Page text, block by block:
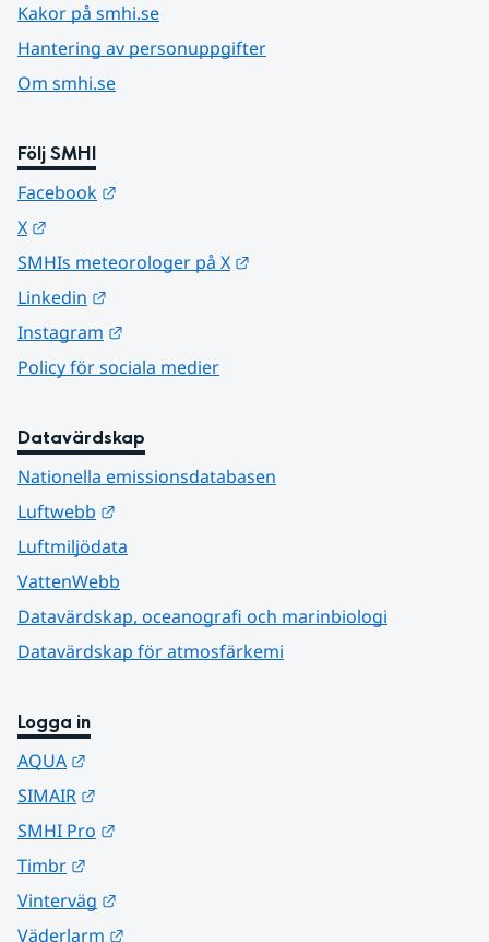
Kakor på smhi.se
Hantering av personuppgifter
Om smhi.se
Följ SMHI
Facebook
X
SMHIs meteorologer på X
Linkedin
Instagram
Policy för sociala medier
Datavärdskap
Nationella emissionsdatabasen
Luftwebb
Luftmiljödata
VattenWebb
Datavärdskap, oceanografi och marinbiologi
Datavärdskap för atmosfärkemi
Logga in
AQUA
SIMAIR
SMHI Pro
Timbr
Vinterväg
Väderlarm